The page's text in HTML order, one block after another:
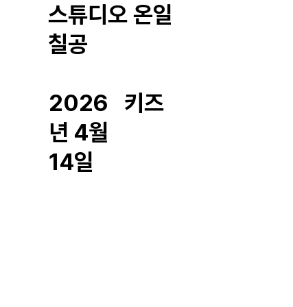
스튜디오 온일
칠공
2026
년 4월
14일
키즈